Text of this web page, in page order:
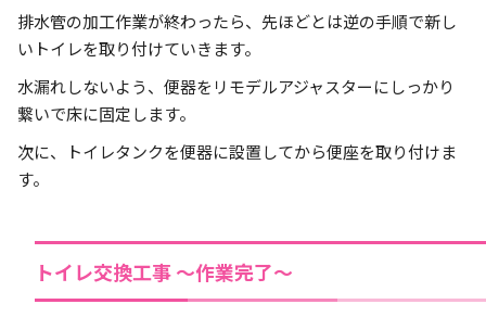
排水管の加工作業が終わったら、先ほどとは逆の手順で新し
いトイレを取り付けていきます。
水漏れしないよう、便器をリモデルアジャスターにしっかり
繋いで床に固定します。
次に、トイレタンクを便器に設置してから便座を取り付けま
す。
トイレ交換工事 ～作業完了～